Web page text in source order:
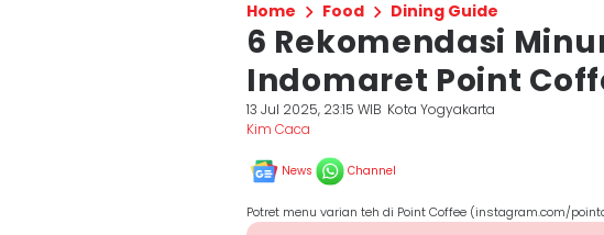
Home Food Dining Guide
6 Rekomendasi
Indomaret Point
13 Jul 2025, 23:15 WIB Kota Yogyakarta
Kim Caca
News Channel
Potret menu varian teh di Point Coffee (instagram.com/